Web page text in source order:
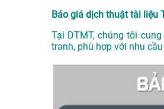
Báo giá dịch thuật tài liệu
Tại DTMT, chúng tôi
tranh, phù hợp với nhu